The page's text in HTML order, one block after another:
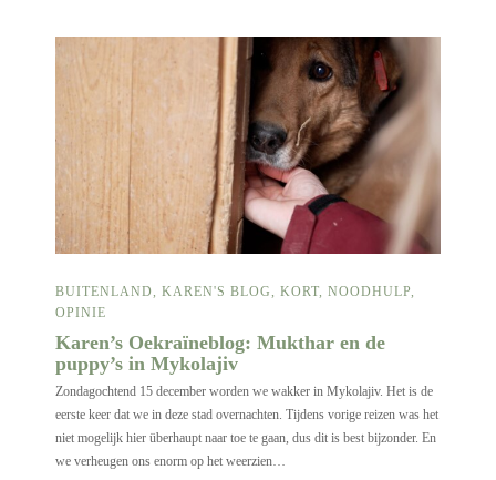
BUITENLAND KAREN'S BLOG KORT NOODHULP
OPINIE
Karen’s Oekraïneblog: Mukthar en de
puppy’s in Mykolajiv
Zondagochtend 15 december worden we wakker in Mykolajiv. Het is de
eerste keer dat we in deze stad overnachten. Tijdens vorige reizen was het
niet mogelijk hier überhaupt naar toe te gaan, dus dit is best bijzonder. En
we verheugen ons enorm op het weerzien…